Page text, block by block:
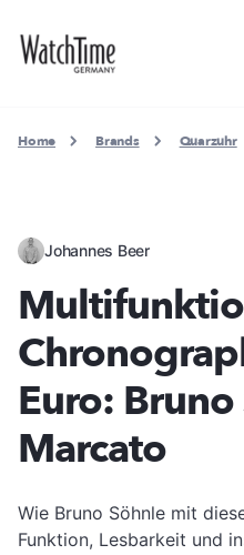
Home Brands Quarzuhr
Johannes Beer
Euro: Bruno
Marcato
Wie Bruno Söhnle mit
Funktion, Lesbarkeit und